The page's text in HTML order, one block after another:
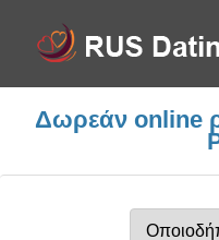
Δωρεάν online